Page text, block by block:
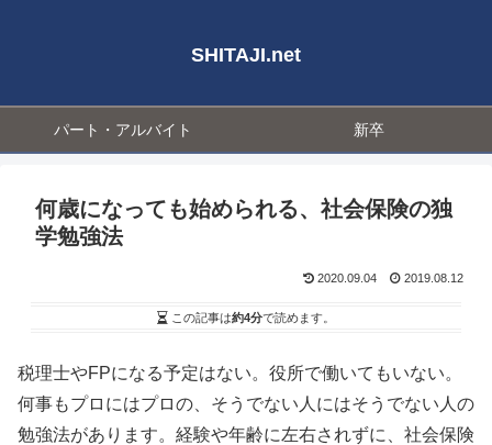
SHITAJI.net
パート・アルバイト 新卒
何歳になっても始められる、社会保険の独
学勉強法
2020.09.04 2019.08.12
この記事は約4分で読めます。
税理士やFPになる予定はない。役所で働いてもいない。
何事もプロにはプロの、そうでない人にはそうでない人の
勉強法があります。経験や年齢に左右されずに、社会保険